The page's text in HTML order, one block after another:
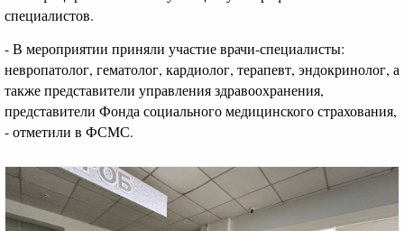
специалистов.
- В мероприятии приняли участие врачи-специалисты:
невропатолог, гематолог, кардиолог, терапевт, эндокринолог, а
также представители управления здравоохранения,
представители Фонда социального медицинского страхования,
- отметили в ФСМС.